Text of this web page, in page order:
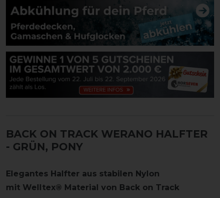
BACK ON TRACK WERANO HALFTER
- GRÜN, PONY
Elegantes Halfter aus stabilen Nylon
mit Welltex® Material von Back on Track